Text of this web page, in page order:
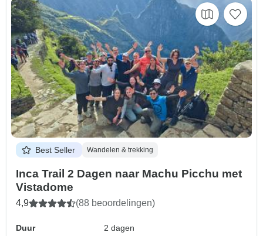
Best Seller Wandelen & trekking
Inca Trail 2 Dagen naar Machu Picchu met
Vistadome
4,9 (88 beoordelingen)
Duur
2 dagen